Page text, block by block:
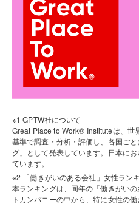
※1 GPTW社について
Great Place to Work® Instituteは、世
基準で調査・分析・評価し、各国ご
グ」として発表しています。日本に
ています。
※2 「働きがいのある会社」女性ラン
本ランキングは、同年の「働きがい
トカンパニーの中から、特に女性の